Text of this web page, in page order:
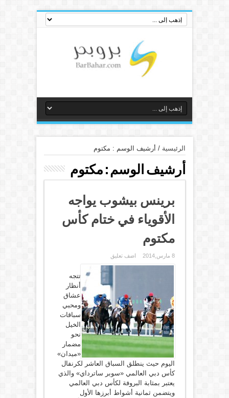
الرئيسية / أرشيف الوسم : مكتوم
أرشيف الوسم :مكتوم
برينس بيشوب يواجه
الأقوياء في ختام كأس
مكتوم
8 مارس,2014 اضف تعليق
تتجه
أنظار
عشاق
ومحبي
سباقات
الخيل
نحو
مضمار
«ميدان»
اليوم حيث ينطلق السباق العاشر لكرنفال
كأس دبي العالمي «سوبر ساترداي» والذي
يعتبر بمثابة البروفة لكأس دبي العالمي
ويتضمن ثمانية أشواط أبرزها الأول